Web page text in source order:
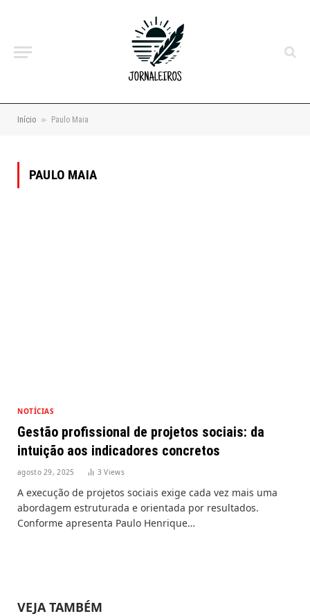
Início » Paulo Maia
PAULO MAIA
NOTÍCIAS
Gestão profissional de projetos sociais: da
intuição aos indicadores concretos
agosto 29, 2025 3Views
A execução de projetos sociais exige cada vez mais uma
abordagem estruturada e orientada por resultados.
Conforme apresenta Paulo Henrique…
VEJA TAMBÉM